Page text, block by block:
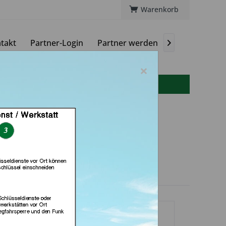
Warenkorb
Partner-Login Partner werden 
GmbH (in Nürnberg)
×